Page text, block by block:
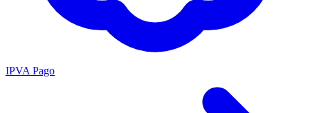
IPVA Pago